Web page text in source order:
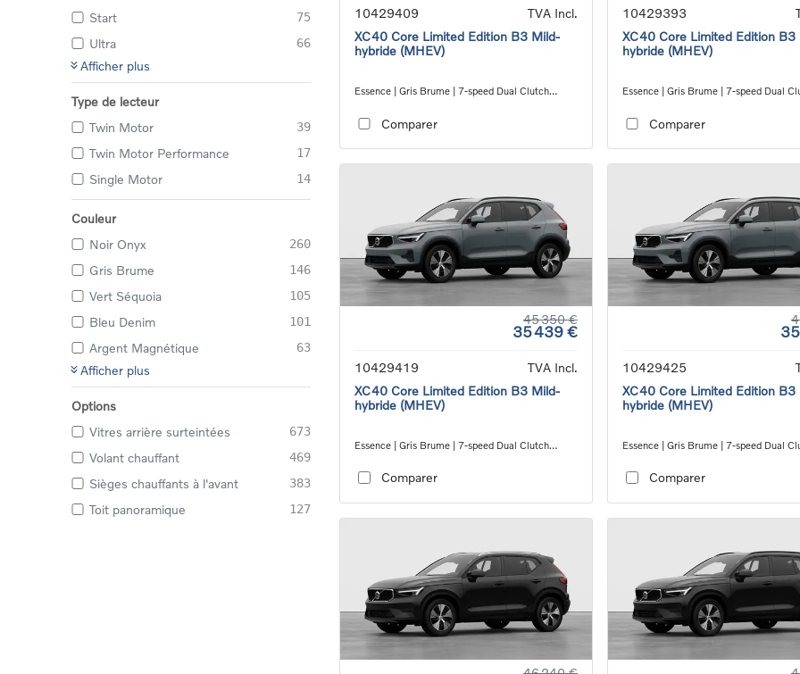
Start 75
Ultra 66
Afficher plus
Type de lecteur
Twin Motor
39
Twin Motor Performance 17
Single Motor 14
Couleur
Noir Onyx
260
Gris Brume 146
Vert Séquoia 105
Bleu Denim 101
Argent Magnétique 63
Afficher plus
Options
Vitres arrière surteintées
673
Volant chauffant 469
Sièges chauffants à l'avant 383
Toit panoramique 127
10429409
TVA Incl.
XC40 Core Limited Edition B3 Mild-
hybride (MHEV)
Essence | Gris Brume | 7-speed Dual Clutch
Comparer
10429393
XC40 Core Limited Edition B3
hybride (MHEV)
Essence | Gris Brume | 7-speed Dual
Comparer
45 350 €
35 439 €
10429419
TVA Incl.
XC40 Core Limited Edition B3 Mild-
hybride (MHEV)
Essence | Gris Brume | 7-speed Dual Clutch
Comparer
10429425
XC40 Core Limited Edition B3
hybride (MHEV)
Essence | Gris Brume | 7-speed Dual
Comparer